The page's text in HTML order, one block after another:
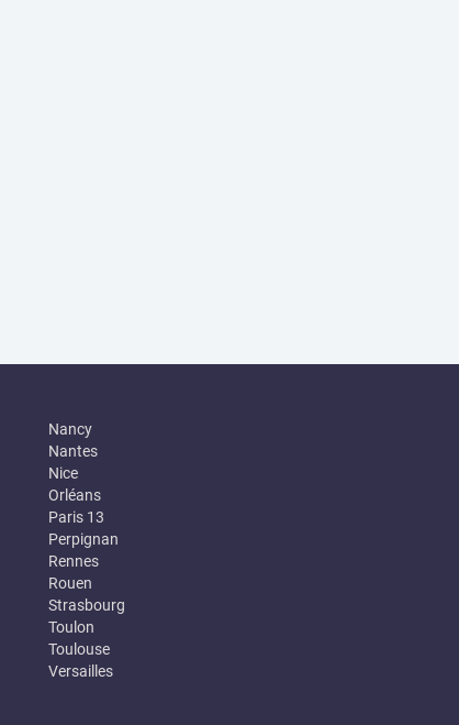
Nancy
Nantes
Nice
Orléans
Paris 13
Perpignan
Rennes
Rouen
Strasbourg
Toulon
Toulouse
Versailles